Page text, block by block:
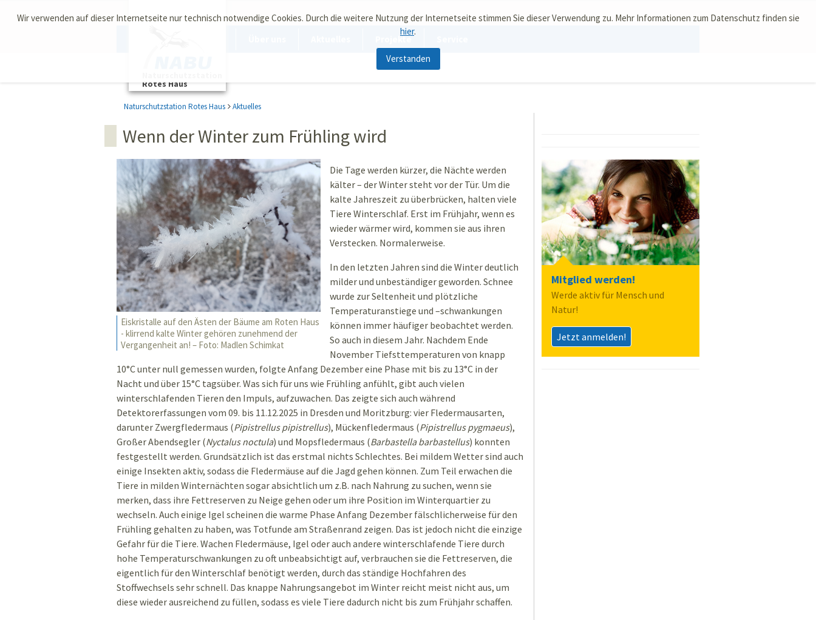
Wir verwenden auf dieser Internetseite nur technisch notwendige Cookies. Durch die weitere Nutzung der Internetseite stimmen Sie dieser Verwendung zu. Mehr Informationen zum Datenschutz finden sie
hier.
Verstanden
Rotes Haus
Projekte
Naturschutzstation Rotes Haus Aktuelles
Wenn der Winter zum Frühling wird
Eiskristalle auf den Ästen der Bäume am Roten Haus
- klirrend kalte Winter gehören zunehmend der
Vergangenheit an! – Foto: Madlen Schimkat
Die Tage werden kürzer, die Nächte werden
kälter – der Winter steht vor der Tür. Um die
kalte Jahreszeit zu überbrücken, halten viele
Tiere Winterschlaf. Erst im Frühjahr, wenn es
wieder wärmer wird, kommen sie aus ihren
Verstecken. Normalerweise.
In den letzten Jahren sind die Winter deutlich
milder und unbeständiger geworden. Schnee
wurde zur Seltenheit und plötzliche
Temperaturanstiege und –schwankungen
können immer häufiger beobachtet werden.
So auch in diesem Jahr. Nachdem Ende
November Tiefsttemperaturen von knapp
10°C unter null gemessen wurden, folgte Anfang Dezember eine Phase mit bis zu 13°C in der
Nacht und über 15°C tagsüber. Was sich für uns wie Frühling anfühlt, gibt auch vielen
winterschlafenden Tieren den Impuls, aufzuwachen. Das zeigte sich auch während
Detektorerfassungen vom 09. bis 11.12.2025 in Dresden und Moritzburg: vier Fledermausarten,
darunter Zwergfledermaus (Pipistrellus pipistrellus), Mückenfledermaus (Pipistrellus pygmaeus),
Großer Abendsegler (Nyctalus noctula) und Mopsfledermaus (Barbastella barbastellus) konnten
festgestellt werden. Grundsätzlich ist das erstmal nichts Schlechtes. Bei mildem Wetter sind auch
einige Insekten aktiv, sodass die Fledermäuse auf die Jagd gehen können. Zum Teil erwachen die
Tiere in milden Winternächten sogar absichtlich um z.B. nach Nahrung zu suchen, wenn sie
merken, dass ihre Fettreserven zu Neige gehen oder um ihre Position im Winterquartier zu
wechseln. Auch einige Igel scheinen die warme Phase Anfang Dezember fälschlicherweise für den
Frühling gehalten zu haben, was Totfunde am Straßenrand zeigen. Das ist jedoch nicht die einzige
Gefahr für die Tiere. Wachen Fledermäuse, Igel oder auch andere winterschlafende Tiere durch
hohe Temperaturschwankungen zu oft unbeabsichtigt auf, verbrauchen sie die Fettreserven, die
eigentlich für den Winterschlaf benötigt werden, durch das ständige Hochfahren des
Stoffwechsels sehr schnell. Das knappe Nahrungsangebot im Winter reicht meist nicht aus, um
diese wieder ausreichend zu füllen, sodass es viele Tiere dadurch nicht bis zum Frühjahr schaffen.
Mitglied werden!
Werde aktiv für Mensch und
Natur!
Jetzt anmelden!